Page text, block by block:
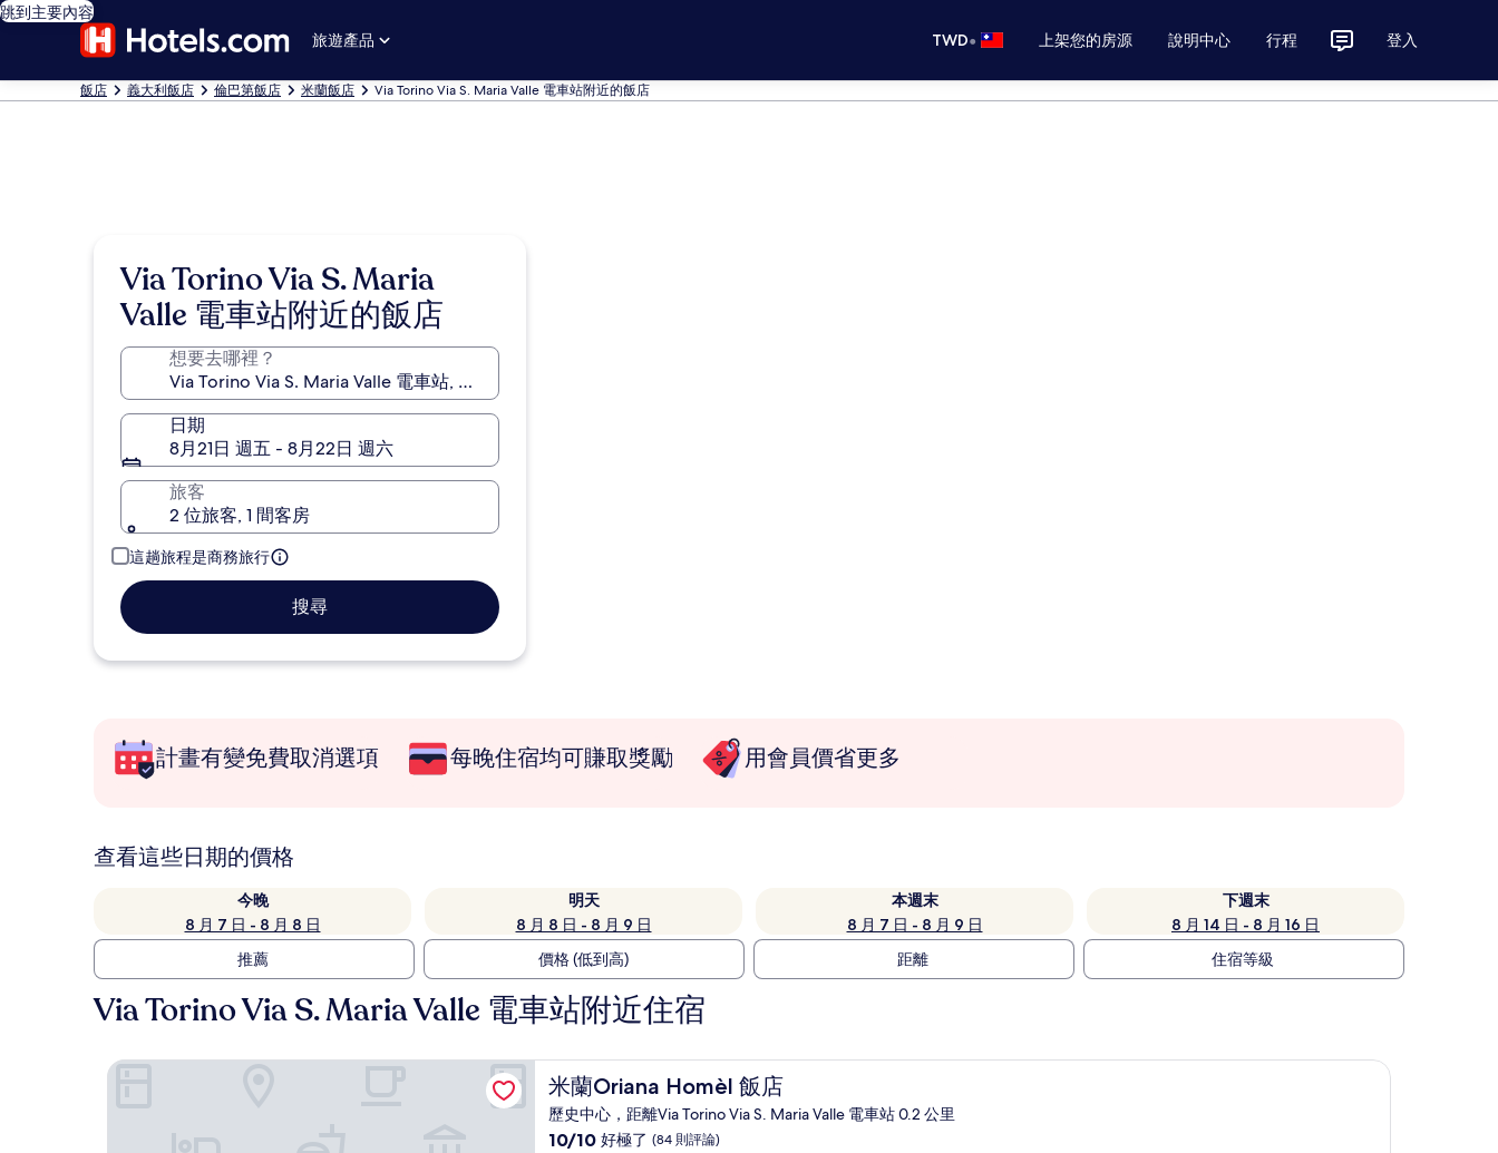
跳到主要內容
旅遊產品
TWD• 上架您的房源 說明中心 行程 登入
飯店 義大利飯店 倫巴第飯店 米蘭飯店 Via Torino Via S. Maria Valle 電車站附近的飯店
Via Torino Via S. Maria
Valle 電車站附近的飯店
想要去哪裡？
日期
8月21日 週五 - 8月22日 週六
旅客
2 位旅客, 1 間客房
這趟旅程是商務旅行
搜尋
計畫有變免費取消選項 每晚住宿均可賺取獎勵 用會員價省更多
查看這些日期的價格
今晚
8 月 7 日 - 8 月 8 日
明天
8 月 8 日 - 8 月 9 日
本週末
8 月 7 日 - 8 月 9 日
下週末
8 月 14 日 - 8 月 16 日
推薦
價格 (低到高) 距離 住宿等級
Via Torino Via S. Maria Valle 電車站附近住宿
米蘭Oriana Homèl 飯店
米蘭Oriana Homèl 飯店
歷史中心，距離Via Torino Via S. Maria Valle 電車站 0.2 公里
10.0
10/10 好極了 (84 則評論)
米蘭Oriana Homèl 飯店